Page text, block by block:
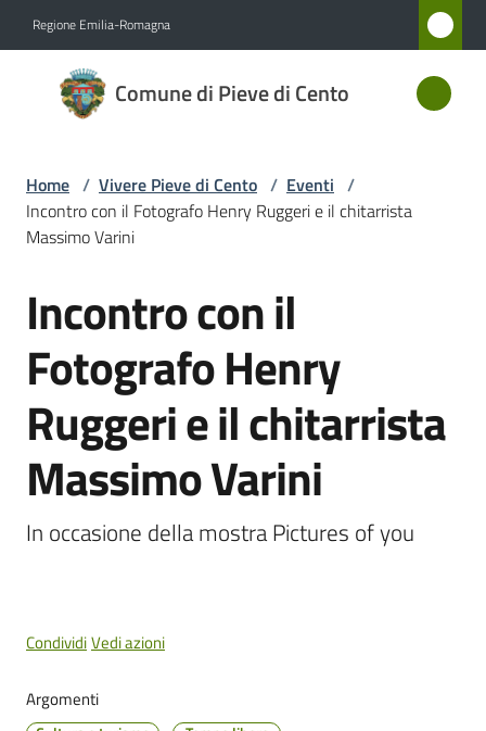
Regione Emilia-Romagna
Comune di Pieve di Cento
Comune
di Pieve
Amministrazione
Novità
Servizi
Vivere
Pieve
di
Cento
Trasparente
Tutti
Home / Vivere Pieve di Cento / Eventi /
Incontro con il Fotografo Henry Ruggeri e il chitarrista
Massimo Varini
Salta al contenuto
Incontro con il
Fotografo Henry
Ruggeri e il chitarrista
Massimo Varini
In occasione della mostra Pictures of you
CondividiVedi azioni
Argomenti